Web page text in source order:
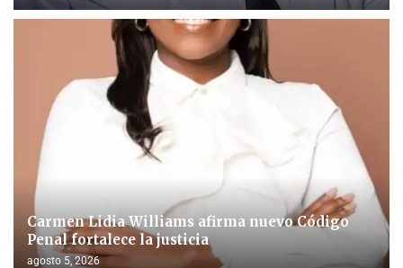
Carmen Lidia Williams afirma nuevo Código
Penal fortalece la justicia
agosto 5, 2026